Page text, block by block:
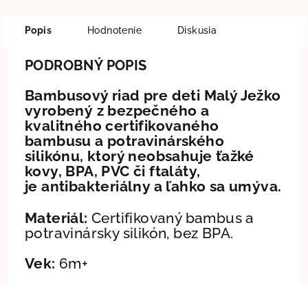
Popis Hodnotenie Diskusia
PODROBNÝ POPIS
Bambusový riad pre deti Malý Ježko
vyrobený z bezpečného a
kvalitného certifikovaného
bambusu a potravinárského
silikónu, ktorý neobsahuje ťažké
kovy, BPA, PVC či ftaláty,
je antibakteriálny a ľahko sa umýva.
Materiál: Certifikovaný bambus a
potravinársky silikón, bez BPA.
Vek: 6m+